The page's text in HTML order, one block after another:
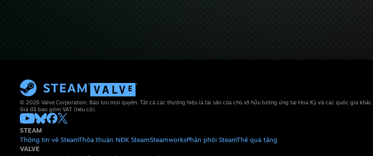
© 2026 Valve Corporation. Bảo lưu mọi quyền. Tất cả các thương hiệu là tài sản của chủ sở hữu tương ứng tại Hoa Kỳ và các quốc gia khác.
Giá đã bao gồm VAT (nếu có).
STEAM
Thông tin về SteamThỏa thuận NĐK SteamSteamworksPhân phối SteamThẻ quà tặng
VALVE